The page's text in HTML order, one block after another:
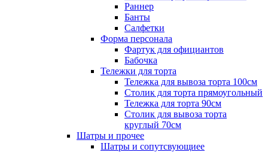
Раннер
Банты
Салфетки
Форма персонала
Фартук для официантов
Бабочка
Тележки для торта
Тележка для вывоза торта 100см
Столик для торта прямоугольный
Тележка для торта 90см
Столик для вывоза торта
круглый 70см
Шатры и прочее
Шатры и сопутсвующиее